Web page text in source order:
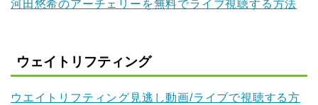
河田悠希のアーチェリーを無料でライブ視聴する方法
ウェイトリフティング
ウエイトリフティング見逃し動画/ライブで視聴する方